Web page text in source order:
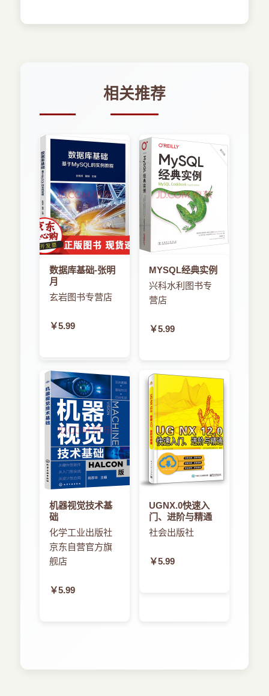
1．3．5 快速曲面重建
1．3．6 汽车A级曲面造型
1．3．7 汽车白车身接合设计
1．4．1 车削加工
1．4．2 2轴半铣削加工
1．4．3 曲面加工
1．4．4 高级加工
1．4．5 NC加工检查
1．4．6 STL快速成型
1．5 工程分析模组
1．5．1 变形装配公差分析
1．5．2 高级风格工具
第2章 CATLA V5操作环境
第3章 草图设计
相关推荐
数据库基础-张明
月
玄岩图书专营店
￥5.99
MYSQL经典实例
兴科水利图书专
营店
￥5.99
机器视觉技术基
础
化学工业出版社
京东自营官方旗
舰店
￥5.99
UGNX.0快速入
门、进阶与精通
社会出版社
￥5.99